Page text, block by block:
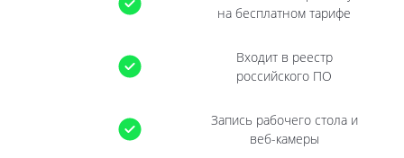
на бесплатном тарифе
Входит в реестр
российского ПО
Запись рабочего стола и
веб-камеры